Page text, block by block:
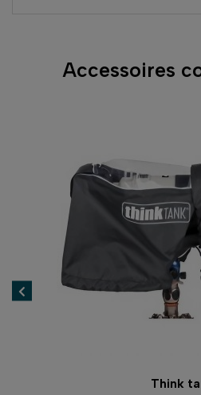
Accessoires
Think